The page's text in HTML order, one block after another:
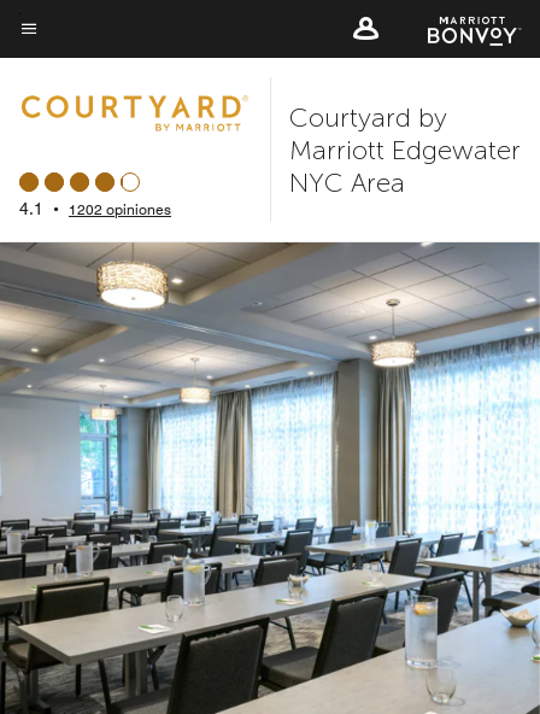
Skip
to
content
Texto del menú
4.1 • 1202 opiniones
Courtyard by
Marriott Edgewater
NYC Area